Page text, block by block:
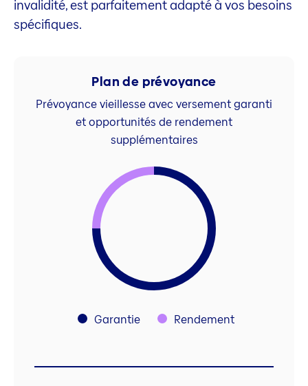
invalidité, est parfaitement adapté à vos besoins
spécifiques.
Plan de prévoyance
Prévoyance vieillesse avec versement garanti
et opportunités de rendement
supplémentaires
Garantie Rendement